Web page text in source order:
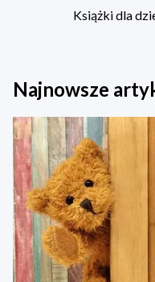
Książki dla
Najnowsze